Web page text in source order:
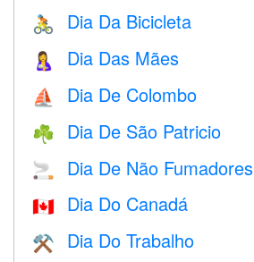
🚴 Dia Da Bicicleta
🤱 Dia Das Mães
⛵️ Dia De Colombo
☘️ Dia De São Patricio
🚬 Dia De Não Fumadores
🇨🇦 Dia Do Canadá
⚒️ Dia Do Trabalho